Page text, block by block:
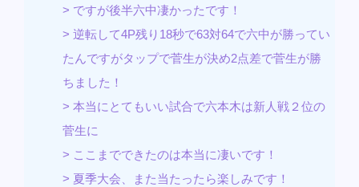
> ですが後半六中凄かったです！
> 逆転して4P残り18秒で63対64で六中が勝ってい
たんですがタップで菅生が決め2点差で菅生が勝
ちました！
> 本当にとてもいい試合で六本木は新人戦２位の
菅生に
> ここまでできたのは本当に凄いです！
> 夏季大会、また当たったら楽しみです！